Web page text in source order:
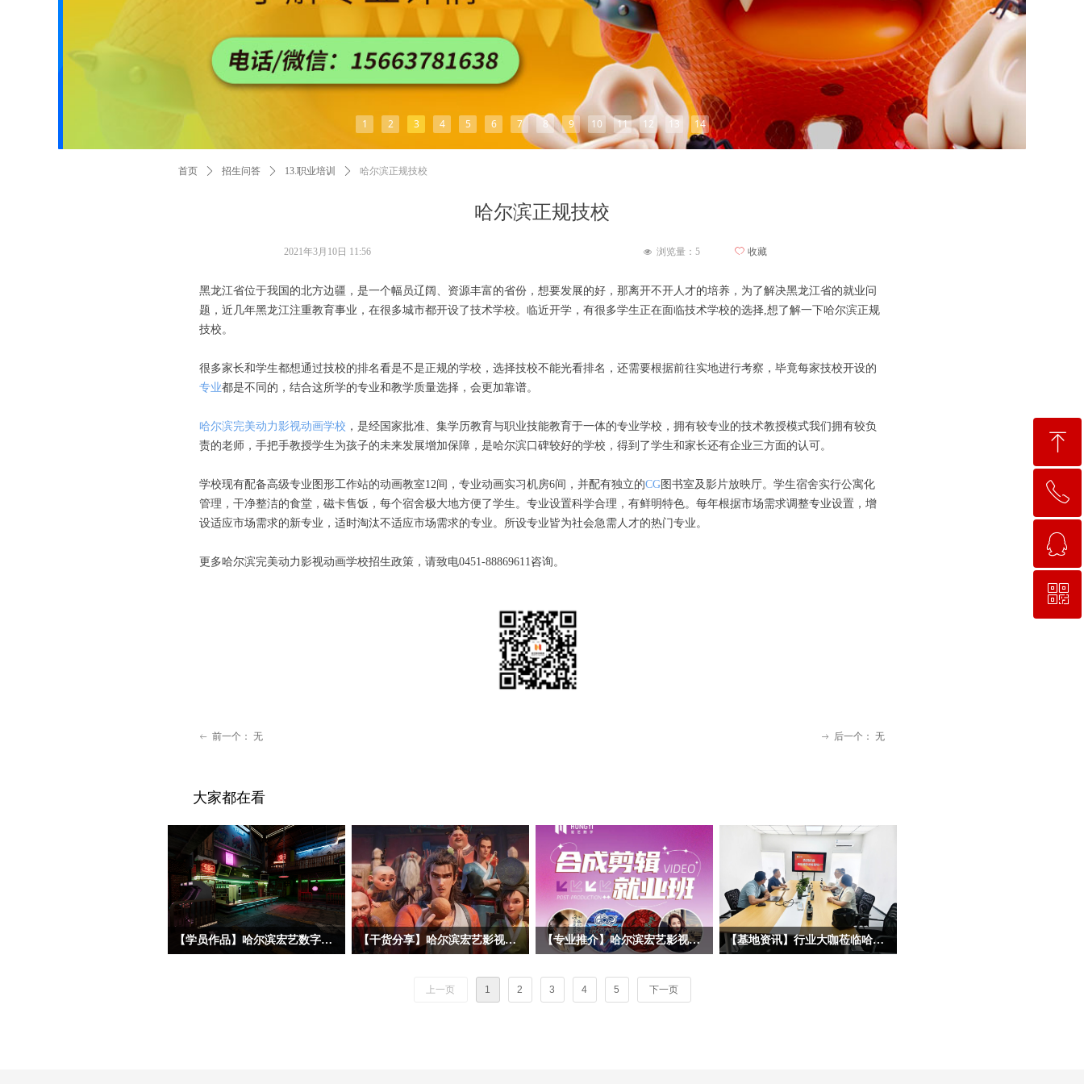
1 2 3 4 5 6 7 8 9 10 11 12 13 14
哈尔滨正规技校
黑龙江省位于我国的北方边疆，是一个幅员辽阔、资源丰富的省份，想要发展的好，那离开不开人才的培养，为了解决黑龙江省的就业问
题，近几年黑龙江注重教育事业，在很多城市都开设了技术学校。临近开学，有很多学生正在面临技术学校的选择,想了解一下哈尔滨正规
技校。
很多家长和学生都想通过技校的排名看是不是正规的学校，选择技校不能光看排名，还需要根据前往实地进行考察，毕竟每家技校开设的
专业都是不同的，结合这所学的专业和教学质量选择，会更加靠谱。
哈尔滨完美动力影视动画学校 ，是经国家批准、集学历教育与职业技能教育于一体的专业学校，拥有较专业的技术教授模式我们拥有较负
责的老师，手把手教授学生为孩子的未来发展增加保障，是哈尔滨口碑较好的学校，得到了学生和家长还有企业三方面的认可。
学校现有配备高级专业图形工作站的动画教室12间，专业动画实习机房6间，并配有独立的CG图书室及影片放映厅。学生宿舍实行公寓化
管理，干净整洁的食堂，磁卡售饭，每个宿舍极大地方便了学生。专业设置科学合理，有鲜明特色。每年根据市场需求调整专业设置，增
设适应市场需求的新专业，适时淘汰不适应市场需求的专业。所设专业皆为社会急需人才的热门专业。
更多哈尔滨完美动力影视动画学校招生政策，请致电0451-88869611咨询。
2021年3月10日 11:56 ꄀ 收藏
ꂃ 前一个： 无 ꁹ 后一个： 无
首页 ꄲ 招生问答 ꄲ 13.职业培训 ꄲ 哈尔滨正规技校
넶 浏览量： 5
【学员作品】哈尔滨宏艺数字基地学员三维作品——初级材质 【干货分享】哈尔滨宏艺影视动画学校拆解暑期黑马《八仙！》幕后阵容！动画专业学子求职必看动画公司清单
很多同学沉浸在八仙的奇幻故事、精良
的3D动画画面之中。作为动画学习
【专业推介】哈尔滨宏艺影视动画学校影视后期合成剪辑专业——一站式解锁就业技能，实战教学赋能，开启影视职业道路！
业的爆发式增长，后期合成剪辑已成为
数字内容产业的核心技能之一。哈尔滨
【基地资讯】行业大咖莅临哈尔滨宏艺数字基地考察，共启IP合作新征程
上一页 1 2 3 4 5 下一页
大家都在看
ꁸ
回到顶部
ꂅ
15663781638
ꁗ
QQ客服
ꀥ